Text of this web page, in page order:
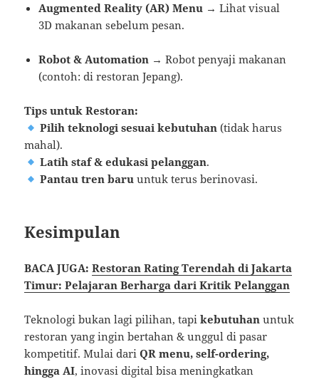
Augmented Reality (AR) Menu → Lihat visual
3D makanan sebelum pesan.
Robot & Automation → Robot penyaji makanan
(contoh: di restoran Jepang).
Tips untuk Restoran:
Pilih teknologi sesuai kebutuhan(tidak harus
mahal).
Latih staf & edukasi pelanggan.
Pantau tren baruuntuk terus berinovasi.
Kesimpulan
BACA JUGA:Restoran Rating Terendah di Jakarta
Timur: Pelajaran Berharga dari Kritik Pelanggan
Teknologi bukan lagi pilihan, tapikebutuhan untuk
restoran yang ingin bertahan & unggul di pasar
kompetitif. Mulai dariQR menu, self-ordering,
hingga AI, inovasi digital bisa meningkatkan